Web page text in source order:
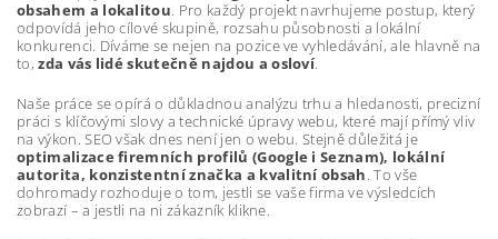
obsahem a lokalitou. Pro každý projekt navrhujeme postup, který
odpovídá jeho cílové skupině, rozsahu působnosti a lokální
konkurenci. Díváme se nejen na pozice ve vyhledávání, ale hlavně na
to,zda vás lidé skutečně najdou a osloví.
Naše práce se opírá o důkladnou analýzu trhu a hledanosti, precizní
práci s klíčovými slovy a technické úpravy webu, které mají přímý vliv
na výkon. SEO však dnes není jen o webu. Stejně důležitá je
optimalizace firemních profilů (Google i Seznam), lokální
autorita, konzistentní značka a kvalitní obsah. To vše
dohromady rozhoduje o tom, jestli se vaše firma ve výsledcích
zobrazí – a jestli na ni zákazník klikne.